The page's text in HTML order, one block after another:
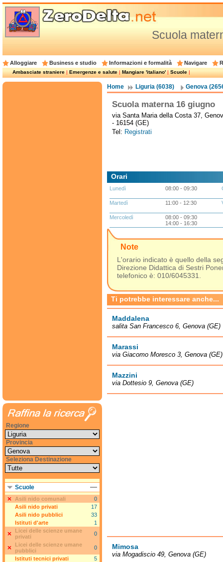
Scuola
Alloggiare Business e studio Informazioni e formalità Navigare
Ambasciate straniere|Emergenze e salute|Mangiare 'italiano'|Scuole|
Home Liguria (6038) Genova
Scuola materna 16 giugno
via Santa Maria della Costa 37,
- 16154 (GE)
Tel: Registrati
Orari
Lunedì 08:00 - 09:30
Martedì 11:00 - 12:30
Mercoledì
08:00 - 09:30
14:00 - 16:30
Note
L'orario indicato è quello della
Direzione Didattica di Sestri
telefonico è: 010/6045331.
Ti potrebbe interessare anche...
Maddalena
salita San Francesco 6, Genova (GE)
Marassi
via Giacomo Moresco 3, Genova (GE)
Mazzini
via Dottesio 9, Genova (GE)
Mimosa
via Mogadiscio 49, Genova (GE)
Regione
Provincia
Seleziona Destinazione
Scuole
Asili nido comunali
0
Asili nido privati
17
Asili nido pubblici
33
Istituti d'arte
1
Licei delle scienze umane
privati
0
Licei delle scienze umane
pubblici
0
Istituti tecnici privati
5